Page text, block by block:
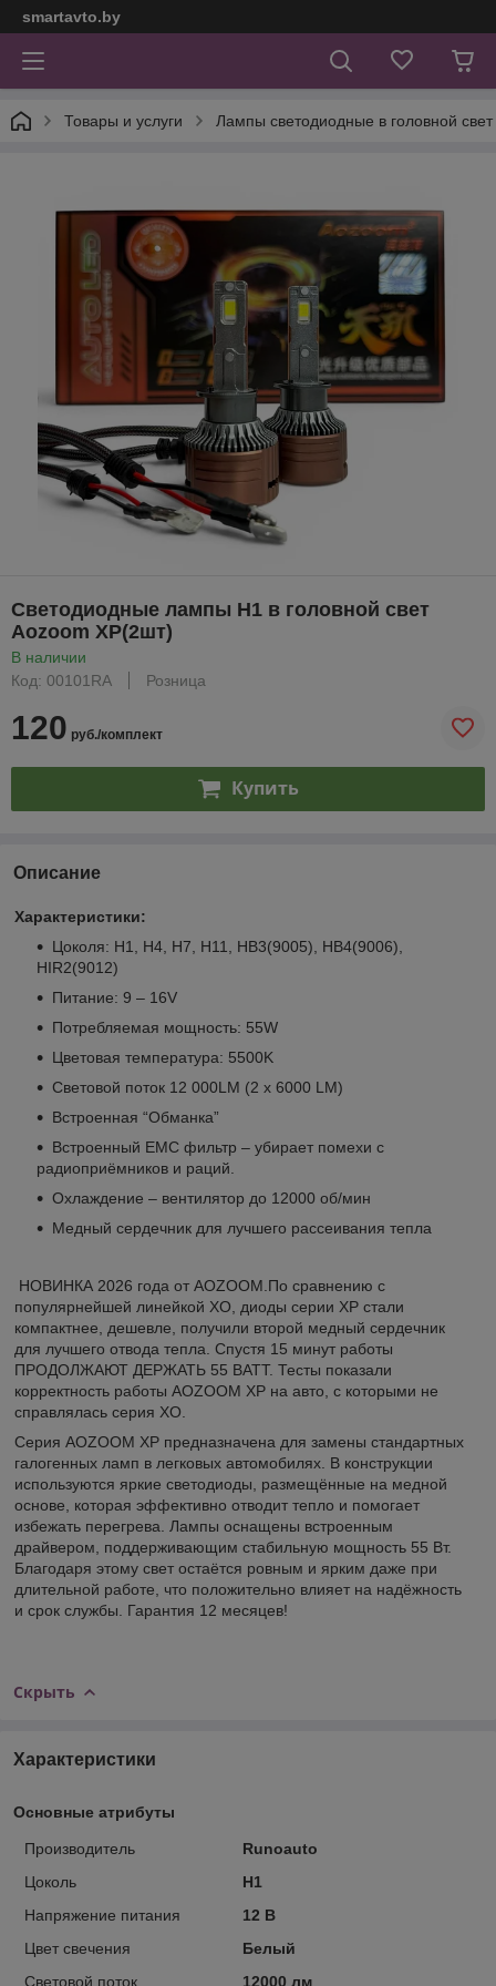
smartavto.by
Товары и услуги Лампы светодиодные в головной
Светодиодные лампы H1 в головной свет
Aozoom XP(2шт)
В наличии
Код: 00101RA
Розница
120 руб./комплект
Купить
Описание
Характеристики:
Цоколя: H1, H4, H7, H11, HB3(9005), HB4(9006),
HIR2(9012)
Питание: 9 – 16V
Потребляемая мощность: 55W
Цветовая температура: 5500K
Световой поток 12 000LM (2 x 6000 LM)
Встроенная “Обманка”
Встроенный EMC фильтр – убирает помехи с
радиоприёмников и раций.
Охлаждение – вентилятор до 12000 об/мин
Медный сердечник для лучшего рассеивания тепла
НОВИНКА 2026 года от AOZOOM.По сравнению с
популярнейшей линейкой XO, диоды серии XP стали
компактнее, дешевле, получили второй медный сердечник
для лучшего отвода тепла. Спустя 15 минут работы
ПРОДОЛЖАЮТ ДЕРЖАТЬ 55 ВАТТ. Тесты показали
корректность работы AOZOOM XP на авто, с которыми не
справлялась серия XO.
Серия AOZOOM XP предназначена для замены стандартных
галогенных ламп в легковых автомобилях. В конструкции
используются яркие светодиоды, размещённые на медной
основе, которая эффективно отводит тепло и помогает
избежать перегрева. Лампы оснащены встроенным
драйвером, поддерживающим стабильную мощность 55 Вт.
Благодаря этому свет остаётся ровным и ярким даже при
длительной работе, что положительно влияет на надёжность
и срок службы. Гарантия 12 месяцев!
Скрыть
Характеристики
Основные атрибуты
Производитель
Runoauto
Цоколь
H1
Напряжение питания
12 В
Цвет свечения
Белый
Световой поток
12000 лм